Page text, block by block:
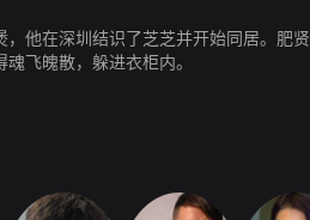
，他在深圳结识了芝芝并开始同居。肥
飞魄散，躲进衣柜内。